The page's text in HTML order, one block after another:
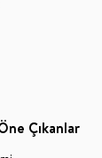
Çıkanlar